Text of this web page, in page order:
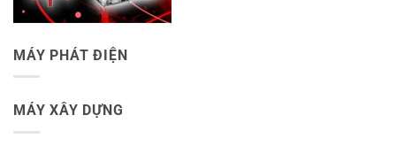
MÁY PHÁT ĐIỆN
MÁY XÂY DỰNG